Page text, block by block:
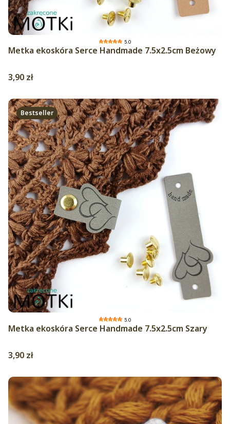
5.0
Metka ekoskóra Serce Handmade 7.5x2.5cm Beżowy
Cena
3,90 zł
Bestseller
5.0
Metka ekoskóra Serce Handmade 7.5x2.5cm Szary
Cena
3,90 zł